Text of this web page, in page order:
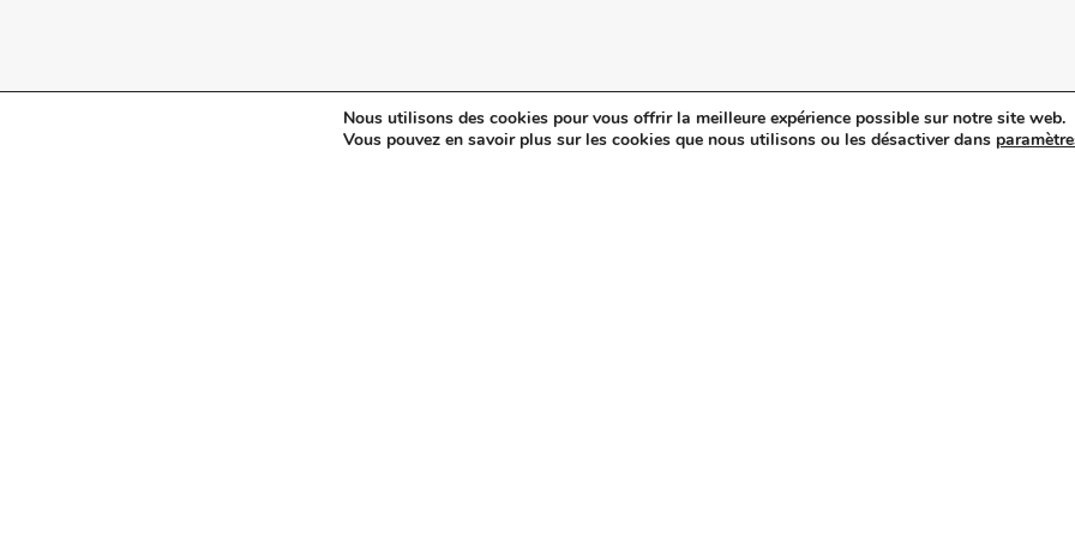
© 2024 Maisonetjardinmagazine.fr.Mentions légalesetpolitique de confidentialité.
Nous utilisons des cookies pour vous offrir la meilleure expérience possible sur notre site web.
Vous pouvez en savoir plus sur les cookies que nous utilisons ou les désactiver dans